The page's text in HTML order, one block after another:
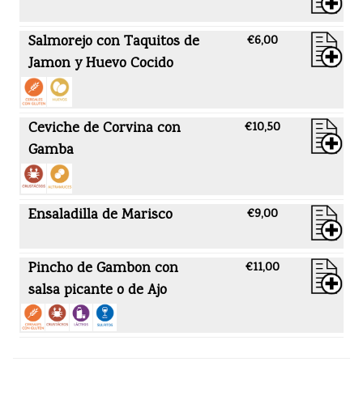
Salmorejo con Taquitos de
Jamon y Huevo Cocido
€6,00
Ceviche de Corvina con
Gamba
€10,50
Ensaladilla de Marisco €9,00
Pincho de Gambon con
salsa picante o de Ajo
€11,00